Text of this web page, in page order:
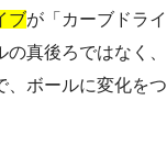
ブが「カーブドライ
真後ろではなく、
、ボールに変化をつ